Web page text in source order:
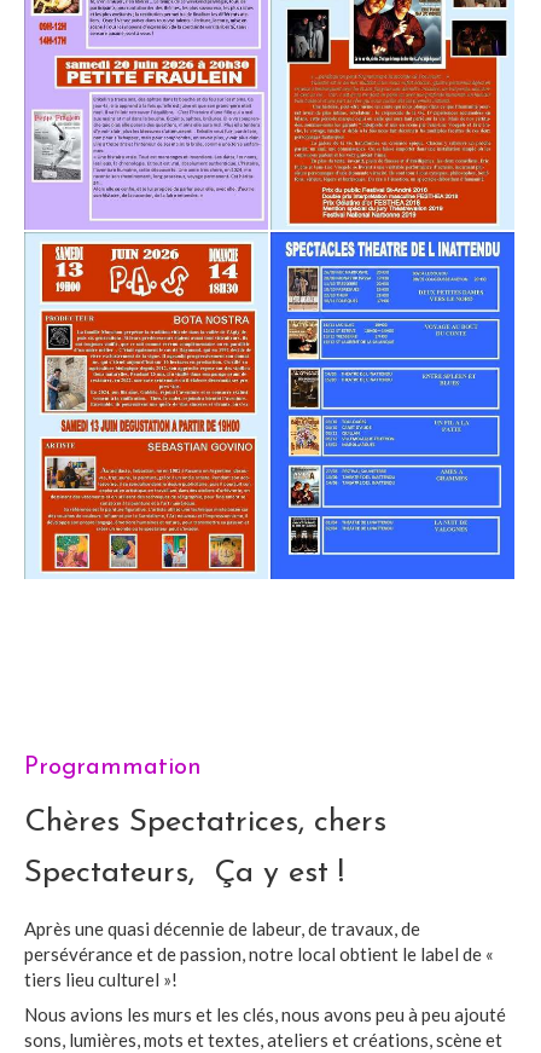
Programmation
Chères Spectatrices, chers
Spectateurs, Ça y est !
Après une quasi décennie de labeur, de travaux, de
persévérance et de passion, notre local obtient le label de «
tiers lieu culturel »!
Nous avions les murs et les clés, nous avons peu à peu ajouté
sons, lumières, mots et textes, ateliers et créations, scène et